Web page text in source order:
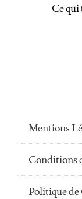
Ce qui
Mentions
Conditions
Politique